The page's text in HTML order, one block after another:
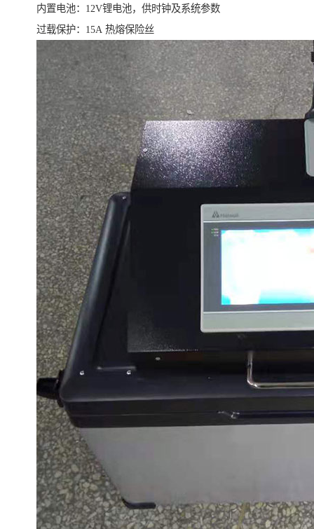
内置电池：12V锂电池，供时钟及系统参数
过载保护：15A 热熔保险丝